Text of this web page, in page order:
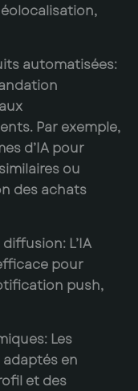
automatisées:
Par exemple,
d’IA pour
ou
des achats
diffusion: L’IA
pour
push,
Les
en
et des